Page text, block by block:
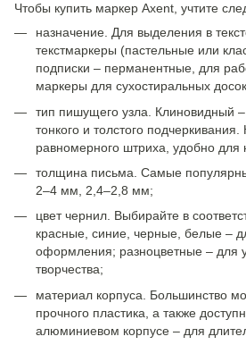
Чтобы купить маркер Axent, учтите
назначение. Для выделения в
текстмаркеры (пастельные или
подписки – перманентные, для
маркеры для сухостиральных
тип пишущего узла. Клиновидный
тонкого и толстого
равномерного штриха, удобно для
толщина письма. Самые
2–4 мм, 2,4–2,8 мм;
цвет чернил. Выбирайте в
красные, синие, черные, белые –
оформления; разноцветные – для
творчества;
материал корпуса. Большинство
прочного пластика, а также
алюминиевом корпусе – для